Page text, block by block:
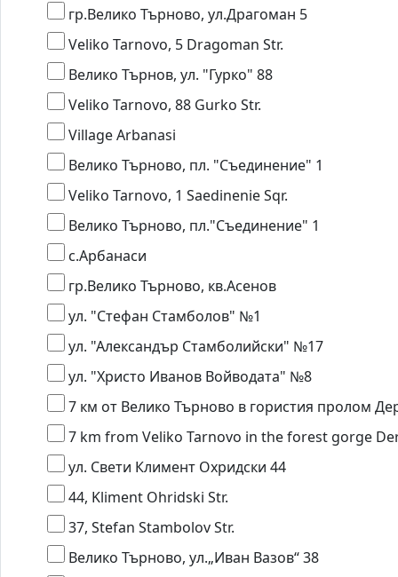
гр.Велико Търново, ул.Драгоман 5
Veliko Tarnovo, 5 Dragoman Str.
Велико Търнов, ул. "Гурко" 88
Veliko Tarnovo, 88 Gurko Str.
Village Arbanasi
Велико Търново, пл. "Съединение" 1
Veliko Tarnovo, 1 Saedinenie Sqr.
Велико Търново, пл."Съединение" 1
с.Арбанаси
гр.Велико Търново, кв.Асенов
ул. "Стефан Стамболов" №1
ул. "Александър Стамболийски" №17
ул. "Христо Иванов Войводата" №8
7 км от Велико Търново в гористия пролом
7 km from Veliko Tarnovo in the forest gorge
ул. Свети Климент Охридски 44
44, Kliment Ohridski Str.
37, Stefan Stambolov Str.
Велико Търново, ул.„Иван Вазов“ 38